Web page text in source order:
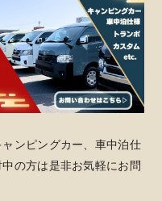
ンピングカー、車中泊仕
の方は是非お気軽にお問